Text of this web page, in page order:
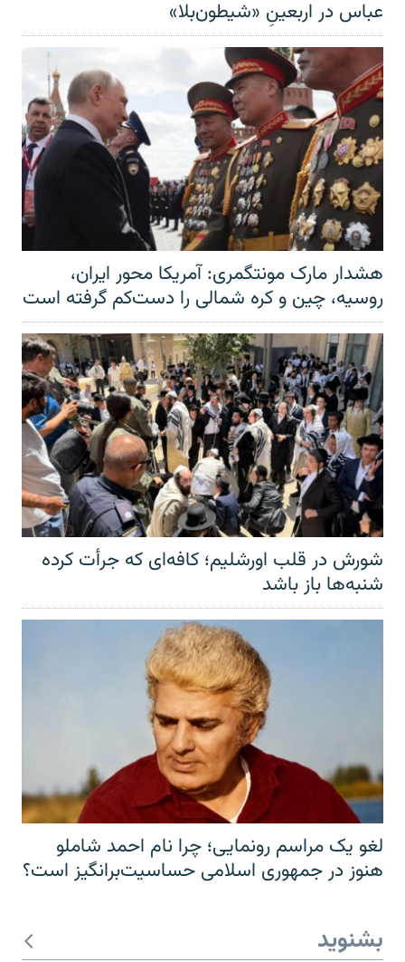
عباس در اربعینِ «شیطون‌بلا»
هشدار مارک مونتگمری: آمریکا محور ایران،
روسیه، چین و کره شمالی را دست‌کم گرفته است
شورش در قلب اورشلیم؛ کافه‌ای که جرأت کرده
شنبه‌ها باز باشد
لغو یک مراسم رونمایی؛ چرا نام احمد شاملو
هنوز در جمهوری اسلامی حساسیت‌برانگیز است؟
بشنوید